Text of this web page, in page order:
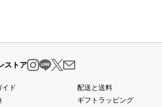
ストア
ド
配送と送料
ギフトラッピング